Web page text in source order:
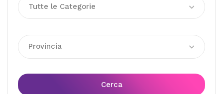
Tutte le Categorie
Provincia
Cerca